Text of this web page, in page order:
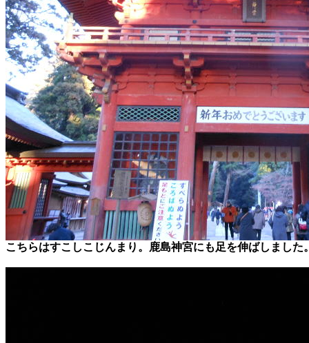
こちらはすこしこじんまり。鹿島神宮にも足を伸ばしました